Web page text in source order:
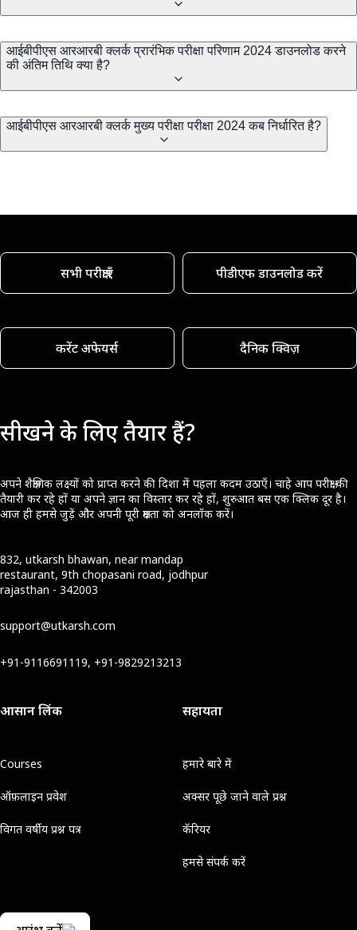
आईबीपीएस आरआरबी क्लर्क प्रारंभिक परीक्षा परिणाम 2024 डाउनलोड करने
की अंतिम तिथि क्या है?
आईबीपीएस आरआरबी क्लर्क मुख्य परीक्षा परीक्षा 2024 कब निर्धारित है?
सभी परीक्षाएँ पीडीएफ डाउनलोड करें
करेंट अफेयर्स दैनिक क्विज़
सीखने के लिए तैयार हैं?
अपने शैक्षणिक लक्ष्यों को प्राप्त करने की दिशा में पहला कदम उठाएँ। चाहे आप परीक्षा की
तैयारी कर रहे हों या अपने ज्ञान का विस्तार कर रहे हों, शुरुआत बस एक क्लिक दूर है।
आज ही हमसे जुड़ें और अपनी पूरी क्षमता को अनलॉक करें।
832, utkarsh bhawan, near mandap
restaurant, 9th chopasani road, jodhpur
rajasthan - 342003
support@utkarsh.com
+91-9116691119, +91-9829213213
आसान लिंक
Courses
ऑफ़लाइन प्रवेश
विगत वर्षीय प्रश्न पत्र
सहायता
हमारे बारे में
अक्सर पूछे जाने वाले प्रश्न
कॅरियर
हमसे संपर्क करें